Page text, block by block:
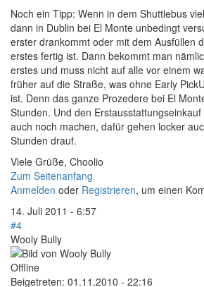
Noch ein Tipp: Wenn in dem Shuttlebus
dann in Dublin bei El Monte unbedingt
erster drankommt oder mit dem Ausfüllen
erstes fertig ist. Dann bekommt man
erstes und muss nicht auf alle vor einem
früher auf die Straße, was ohne Early
ist. Denn das ganze Prozedere bei El
Stunden. Und den
auch noch machen, dafür gehen locker
Stunden drauf.
Viele Grüße, Choolio
Zum Seitenanfang
Anmelden oder Registrieren, um einen
14. Juli 2011 - 6:57
#4
Wooly Bully
Offline
Beigetreten: 01.11.2010 - 22:16